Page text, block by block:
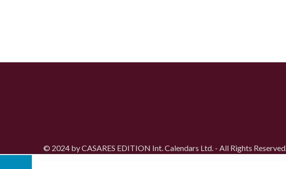
© 2024 by CASARES EDITION Int. Calendars Ltd. - All Rights Reserved.